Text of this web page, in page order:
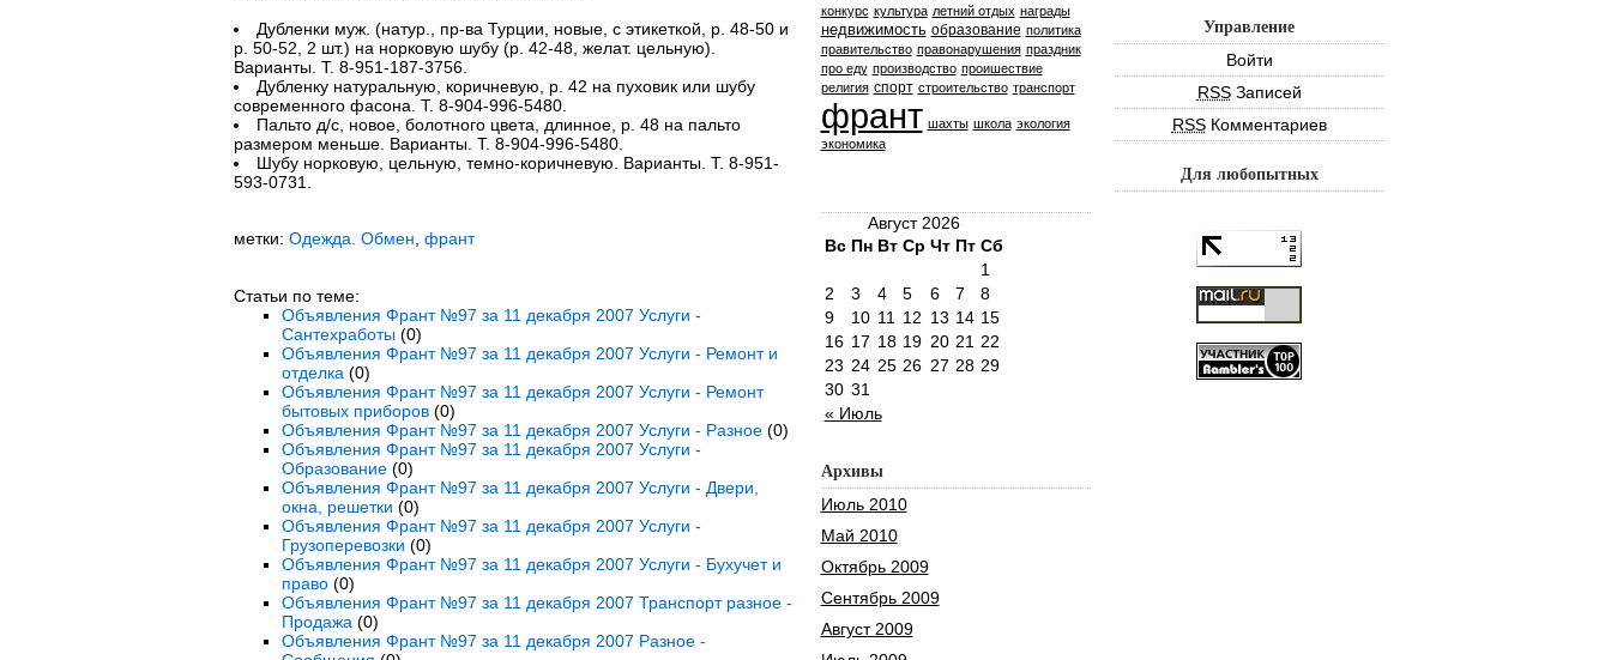
Дубленки муж. (натур., пр-ва Турции, новые, с этикеткой, р. 48-50 и
р. 50-52, 2 шт.) на норковую шубу (р. 42-48, желат. цельную).
Варианты. Т. 8-951-187-3756.
Дубленку натуральную, коричневую, р. 42 на пуховик или шубу
современного фасона. Т. 8-904-996-5480.
Пальто д/с, новое, болотного цвета, длинное, р. 48 на пальто
размером меньше. Варианты. Т. 8-904-996-5480.
Шубу норковую, цельную, темно-коричневую. Варианты. Т. 8-951-
593-0731.
метки: Одежда. Обмен франт
Статьи по теме:
Объявления Франт №97 за 11 декабря 2007 Услуги -
Сантехработы(0)
Объявления Франт №97 за 11 декабря 2007 Услуги - Ремонт и
отделка (0)
Объявления Франт №97 за 11 декабря 2007 Услуги - Ремонт
бытовых приборов(0)
Объявления Франт №97 за 11 декабря 2007 Услуги - Разное(0)
Объявления Франт №97 за 11 декабря 2007 Услуги -
Образование(0)
Объявления Франт №97 за 11 декабря 2007 Услуги - Двери,
окна, решетки (0)
Объявления Франт №97 за 11 декабря 2007 Услуги -
Грузоперевозки (0)
Объявления Франт №97 за 11 декабря 2007 Услуги - Бухучет и
право(0)
Объявления Франт №97 за 11 декабря 2007 Транспорт разное -
Продажа (0)
Объявления Франт №97 за 11 декабря 2007 Разное -
конкурс культура летний отдых награды
недвижимость образование политика
правительство правонарушения праздник
про еду производство проишествие
религия спорт строительство транспорт
франт шахты школа экология
экономика
Август 2026
Вс Пн Вт Ср Чт Пт Сб
« Июль
1
2
3 4 5 6 7
8
9
10 11 12 13 14 15
16 17 18 19 20 21 22
23 24 25 26 27 28 29
30 31
Архивы
Июль 2010
Май 2010
Октябрь 2009
Сентябрь 2009
Август 2009
Управление
Войти
RSSЗаписей
RSSКомментариев
Для любопытных